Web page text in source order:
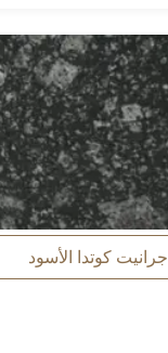
جرانيت كوتدا الأسود